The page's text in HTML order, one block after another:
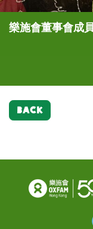
樂施會董事會成
楊怡及吳卓羲手
樂施會董事會成
樂施會董事會成
楊怡(中)、吳卓
楊怡及吳卓羲呼
樂施會與親子教
BACK